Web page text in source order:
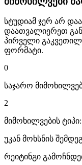
სტუდიამ ჯერ არ
დაათვალიერეთ
პირველი
ფორმატი.
0
საჯარო
2
მიმოხილვების
უკან მოხსნის
რეიტინგი